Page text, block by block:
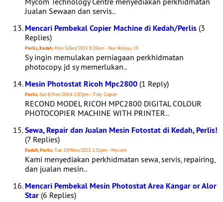
Jualan Sewaan dan servis..
Mencari Pembekal Copier Machine di Kedah/Perlis (3
Replies)
Perlis, Kedah, Mon 5/Jan/2015 8:20am - Nur Hidayu 15
Sy ingin memulakan perniagaan perkhidmatan
photocopy. jd sy memerlukan..
Mesin Photostat Ricoh Mpc2800 (1 Reply)
Perlis, Sat 8/Nov/2014 1:07pm - Tidy Copier
RECOND MODEL RICOH MPC2800 DIGITAL COLOUR
PHOTOCOPIER MACHINE WITH PRINTER..
Sewa, Repair dan Jualan Mesin Fotostat di Kedah, Perlis!
(7 Replies)
Kedah, Perlis, Tue 19/Nov/2013 1:31pm - Mycom
Kami menyediakan perkhidmatan sewa, servis, repairing,
dan jualan mesin..
Mencari Pembekal Mesin Photostat Area Kangar or Alor
Star (6 Replies)